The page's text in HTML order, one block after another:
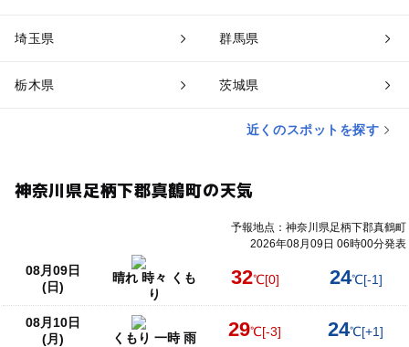
埼玉県 群馬県
栃木県 茨城県
近くのスポットを探す
神奈川県足柄下郡真鶴町の天気
予報地点：神奈川県足柄下郡真鶴町
2026年08月09日 06時00分発表
08月09日
(日)
晴れ 時々 くも
り
32℃[0] 24℃[-1]
08月10日
(月)
くもり 一時 雨 29℃[-3] 24℃[+1]